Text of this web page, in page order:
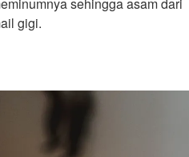
sehingga asam dari
gigi.